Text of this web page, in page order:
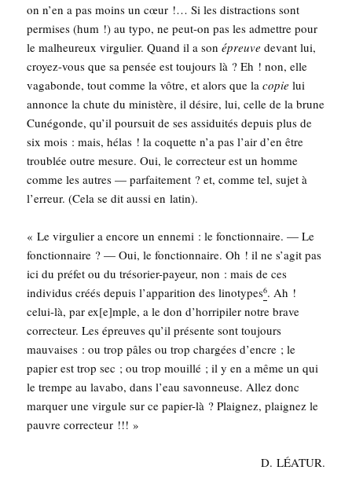
on n’en a pas moins un cœur !… Si les dis­trac­tions sont
per­mises (hum !) au typo, ne peut-on pas les admettre pour
le mal­heu­reux vir­gu­lier. Quand il a sonépreuve devant lui,
croyez-vous que sa pen­sée est tou­jours là ? Eh ! non, elle
vaga­bonde, tout comme la vôtre, et alors que lacopie lui
annonce la chute du minis­tère, il désire, lui, celle de la brune
Cuné­gonde, qu’il pour­suit de ses assi­dui­tés depuis plus de
six mois : mais, hélas ! la coquette n’a pas l’air d’en être
trou­blée outre mesure. Oui, le cor­rec­teur est un homme
comme les autres — par­fai­te­ment ? et, comme tel, sujet à
l’erreur. (Cela se dit aus­si en latin).
« Le vir­gu­lier a encore un enne­mi : le fonc­tion­naire. — Le
fonc­tion­naire ? — Oui, le fonc­tion­naire. Oh ! il ne s’agit pas
ici du pré­fet ou du tré­so­rier-payeur, non : mais de ces
indi­vi­dus créés depuis l’apparition des lino­types6. Ah !
celui-là, par ex[e]mple, a le don d’horripiler notre brave
cor­rec­teur. Les épreuves qu’il pré­sente sont tou­jours
mau­vaises : ou trop pâles ou trop char­gées d’encre ; le
papier est trop sec ; ou trop mouillé ; il y en a même un qui
le trempe au lava­bo, dans l’eau savon­neuse. Allez donc
mar­quer une vir­gule sur ce papier-là ? Plai­gnez, plai­gnez le
pauvre correcteur !!! »
D. LÉATUR.